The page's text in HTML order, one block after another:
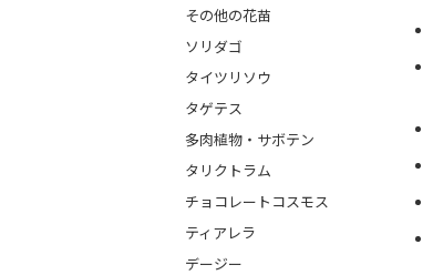
その他の花苗
ソリダゴ
タイツリソウ
タゲテス
多肉植物・サボテン
タリクトラム
チョコレートコスモス
ティアレラ
デージー